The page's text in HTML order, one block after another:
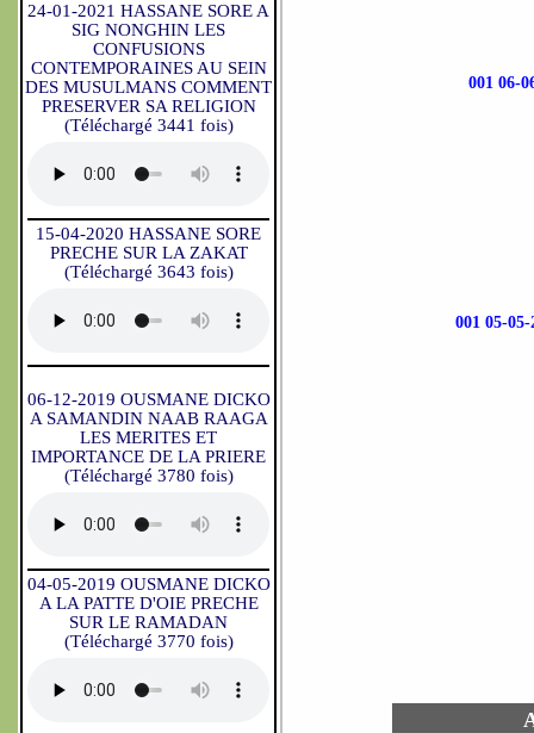
24-01-2021 HASSANE SORE A
SIG NONGHIN LES
CONFUSIONS
CONTEMPORAINES AU SEIN
DES MUSULMANS COMMENT
PRESERVER SA RELIGION
(Téléchargé 3441 fois)
15-04-2020 HASSANE SORE
PRECHE SUR LA ZAKAT
(Téléchargé 3643 fois)
06-12-2019 OUSMANE DICKO
A SAMANDIN NAAB RAAGA
LES MERITES ET
IMPORTANCE DE LA PRIERE
(Téléchargé 3780 fois)
04-05-2019 OUSMANE DICKO
A LA PATTE D'OIE PRECHE
SUR LE RAMADAN
(Téléchargé 3770 fois)
001 06-
001 05-